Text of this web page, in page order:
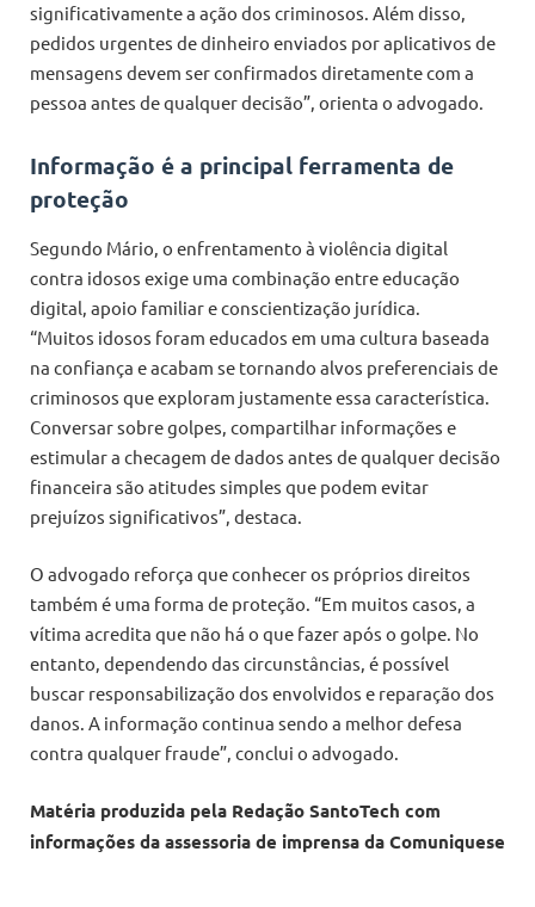
significativamente a ação dos criminosos. Além disso,
pedidos urgentes de dinheiro enviados por aplicativos de
mensagens devem ser confirmados diretamente com a
pessoa antes de qualquer decisão”, orienta o advogado.
Informação é a principal ferramenta de
proteção
Segundo Mário, o enfrentamento à violência digital
contra idosos exige uma combinação entre educação
digital, apoio familiar e conscientização jurídica.
“Muitos idosos foram educados em uma cultura baseada
na confiança e acabam se tornando alvos preferenciais de
criminosos que exploram justamente essa característica.
Conversar sobre golpes, compartilhar informações e
estimular a checagem de dados antes de qualquer decisão
financeira são atitudes simples que podem evitar
prejuízos significativos”, destaca.
O advogado reforça que conhecer os próprios direitos
também é uma forma de proteção. “Em muitos casos, a
vítima acredita que não há o que fazer após o golpe. No
entanto, dependendo das circunstâncias, é possível
buscar responsabilização dos envolvidos e reparação dos
danos. A informação continua sendo a melhor defesa
contra qualquer fraude”, conclui o advogado.
Matéria produzida pela Redação SantoTech com
informações da assessoria de imprensa da Comuniquese